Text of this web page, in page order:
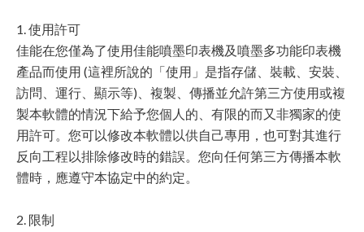
1. 使用許可
佳能在您僅為了使用佳能噴墨印表機及噴墨多功能印表機
產品而使用 (這裡所說的「使用」是指存儲、裝載、安裝、
訪問、運行、顯示等)、複製、傳播並允許第三方使用或複
製本軟體的情況下給予您個人的、有限的而又非獨家的使
用許可。您可以修改本軟體以供自己專用，也可對其進行
反向工程以排除修改時的錯誤。您向任何第三方傳播本軟
體時，應遵守本協定中的約定。
2. 限制